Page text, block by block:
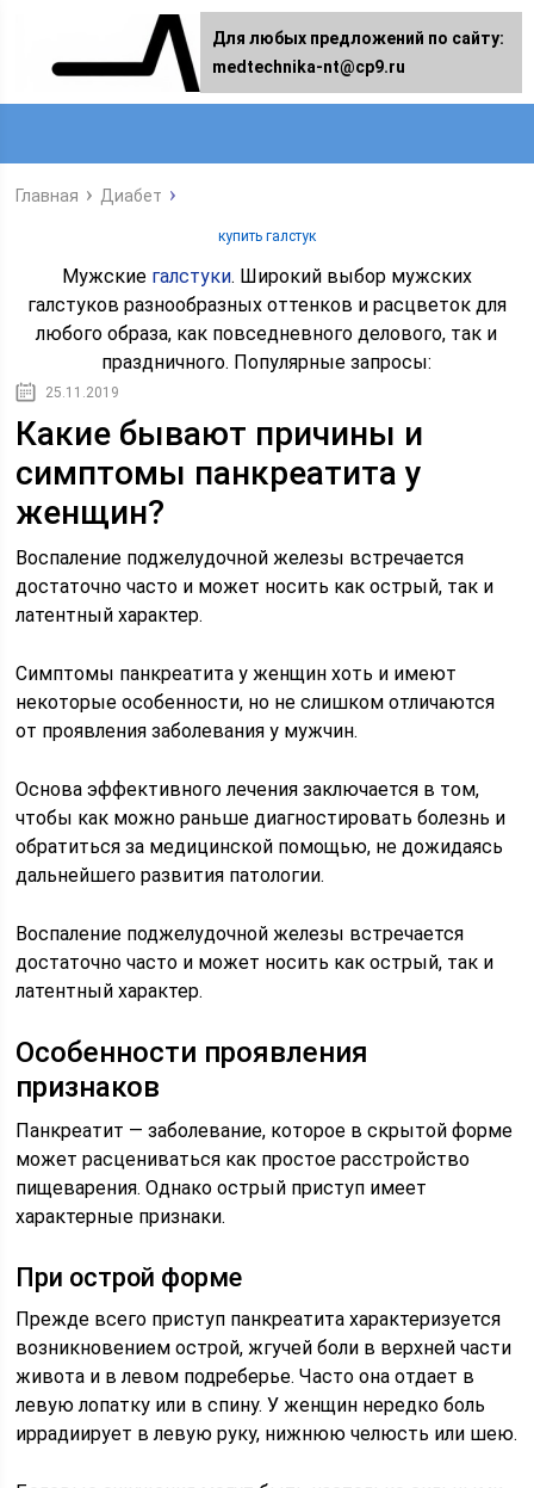
Главная Диабет
купить галстук
Мужские галстуки. Широкий выбор мужских
галстуков разнообразных оттенков и расцветок для
любого образа, как повседневного делового, так и
праздничного. Популярные запросы:
25.11.2019
Какие бывают причины и
симптомы панкреатита у
женщин?
Воспаление поджелудочной железы встречается
достаточно часто и может носить как острый, так и
латентный характер.
Симптомы панкреатита у женщин хоть и имеют
некоторые особенности, но не слишком отличаются
от проявления заболевания у мужчин.
Основа эффективного лечения заключается в том,
чтобы как можно раньше диагностировать болезнь и
обратиться за медицинской помощью, не дожидаясь
дальнейшего развития патологии.
Воспаление поджелудочной железы встречается
достаточно часто и может носить как острый, так и
латентный характер.
Особенности проявления
признаков
Панкреатит — заболевание, которое в скрытой форме
может расцениваться как простое расстройство
пищеварения. Однако острый приступ имеет
характерные признаки.
При острой форме
Прежде всего приступ панкреатита характеризуется
возникновением острой, жгучей боли в верхней части
живота и в левом подреберье. Часто она отдает в
левую лопатку или в спину. У женщин нередко боль
иррадиирует в левую руку, нижнюю челюсть или шею.
Для любых предложений по сайту:
medtechnika-nt@cp9.ru